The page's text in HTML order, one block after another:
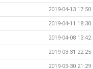
2019-04-13 17:50
2019-04-11 18:30
2019-04-08 13:42
2019-03-31 22:25
2019-03-30 21:29